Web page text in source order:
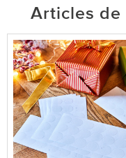
Articles de